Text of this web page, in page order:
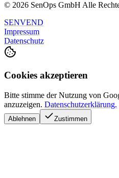
© 2026 SenOps GmbH Alle
SENVEND
Impressum
Datenschutz
Cookies akzeptieren
Bitte stimme der Nutzung von
anzuzeigen. Datenschutzerklärung.
Ablehnen Zustimmen